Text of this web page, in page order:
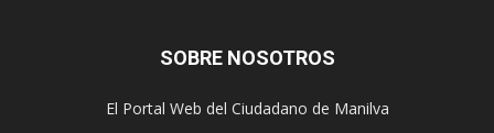
SOBRE NOSOTROS
El Portal Web del Ciudadano de Manilva